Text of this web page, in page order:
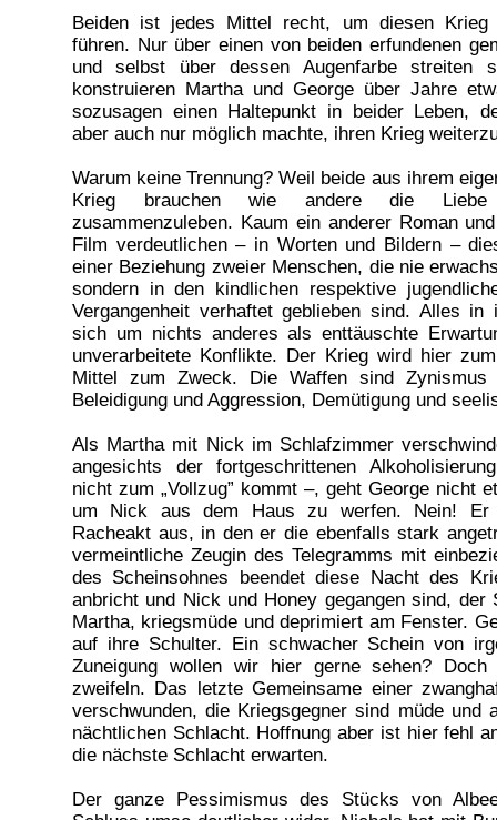
Beiden ist jedes Mittel recht, um diesen Krieg
führen. Nur über einen von beiden erfundenen
und selbst über dessen Augenfarbe streiten
konstruieren Martha und George über Jahre
sozusagen einen Haltepunkt in beider Leben,
aber auch nur möglich machte, ihren Krieg
Warum keine Trennung? Weil beide aus ihrem
Krieg brauchen wie andere die Liebe
zusammenzuleben. Kaum ein anderer Roman
Film verdeutlichen – in Worten und Bildern –
einer Beziehung zweier Menschen, die nie
sondern in den kindlichen respektive
Vergangenheit verhaftet geblieben sind. Alles in
sich um nichts anderes als enttäuschte
unverarbeitete Konflikte. Der Krieg wird hier
Mittel zum Zweck. Die Waffen sind Zynismus
Beleidigung und Aggression, Demütigung und
Als Martha mit Nick im Schlafzimmer
angesichts der fortgeschrittenen
nicht zum „Vollzug” kommt –, geht George nicht
um Nick aus dem Haus zu werfen. Nein! Er
Racheakt aus, in den er die ebenfalls stark
vermeintliche Zeugin des Telegramms mit
des Scheinsohnes beendet diese Nacht des
anbricht und Nick und Honey gegangen sind, der
Martha, kriegsmüde und deprimiert am Fenster.
auf ihre Schulter. Ein schwacher Schein von
Zuneigung wollen wir hier gerne sehen?
zweifeln. Das letzte Gemeinsame einer
verschwunden, die Kriegsgegner sind müde und
nächtlichen Schlacht. Hoffnung aber ist hier fehl
die nächste Schlacht erwarten.
Der ganze Pessimismus des Stücks von